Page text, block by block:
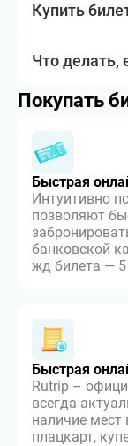
Купить
Что делать,
Покупать
Быстрая
Интуитивно
позволяют
банковской
жд билета —
Быстрая
Rutrip –
всегда
наличие мест
плацкарт,